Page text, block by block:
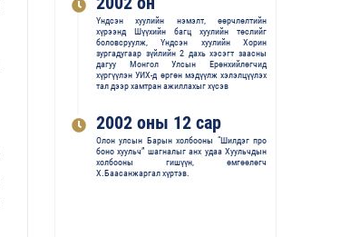
Үндсэн хуулийн нэмэлт, өөрчлөлтийн
хүрээнд Шүүхийн багц хуулийн төслийг
боловсруулж, Үндсэн хуулийн Хорин
зургадугаар зүйлийн 2 дахь хэсэгт заасны
дагуу Монгол Улсын Ерөнхийлөгчид
хүргүүлэн УИХ-д өргөн мэдүүлж хэлэлцүүлэх
тал дээр хамтран ажиллахыг хүсэв
2002 оны 12 сар
Олон улсын Барын холбооны “Шилдэг про
боно хуульч” шагналыг анх удаа Хуульчдын
холбооны гишүүн, өмгөөлөгч
Х.Баасанжаргал хүртэв.